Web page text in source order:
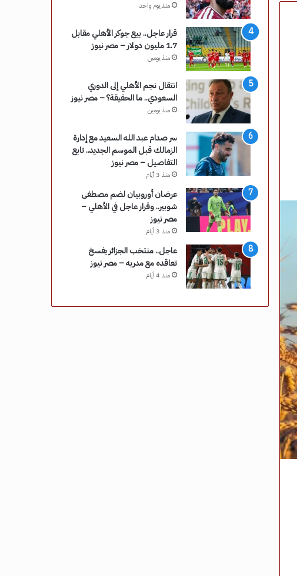
منذ يوم واحد
قرار عاجل.. بيع جوكر الأهلي مقابل
1.7 مليون دولار – مصر نيوز
منذ يومين
انتقال نجم الأهلي إلى الدوري
السعودي.. ما الحقيقة؟ – مصر نيوز
منذ يومين
سر صدام عبد الله السعيد مع إدارة
الزمالك قبل الموسم الجديد.. تابع
التفاصيل – مصر نيوز
منذ 3 أيام
عرضان أوروبيان لضم مصطفى
شوبير.. وقرار عاجل في الأهلي –
مصر نيوز
منذ 3 أيام
عاجل.. منتخب الجزائر يفسخ
تعاقده مع مدربه – مصر نيوز
منذ 4 أيام